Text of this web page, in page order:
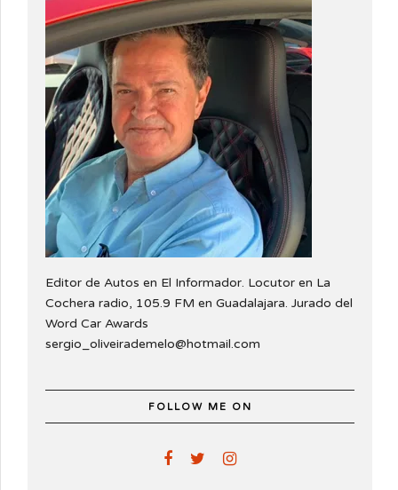
Editor de Autos en El Informador. Locutor en La
Cochera radio, 105.9 FM en Guadalajara. Jurado del
Word Car Awards
sergio_oliveirademelo@hotmail.com
FOLLOW ME ON